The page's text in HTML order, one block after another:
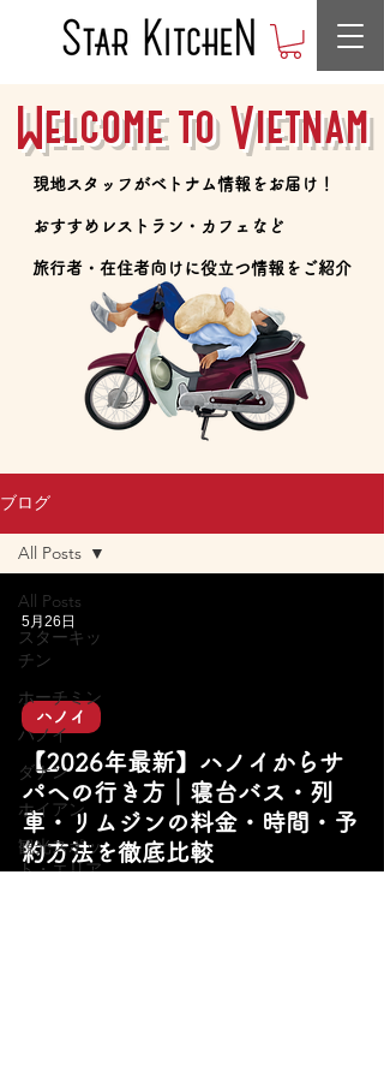
Welcome to Vietnam
​現地スタッフがベトナム情報をお届け！
​おすすめレストラン・カフェなど
​旅行者・在住者向けに役立つ情報をご紹介
ブログ
All Posts
スターキッ
チン
ホーチミン
ハノイ
ダナン
ホイアン
観光スポッ
ト・エリア
All Posts
【2026年最新】ハノイからサ
パへの行き方｜寝台バス・列
車・リムジンの料金・時間・予
約方法を徹底比較
ハノイ
5月26日